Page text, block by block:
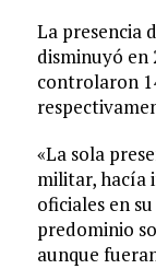
La presencia
disminuyó en
controlaron
«La sola
militar, hacía
oficiales en
predominio
aunque